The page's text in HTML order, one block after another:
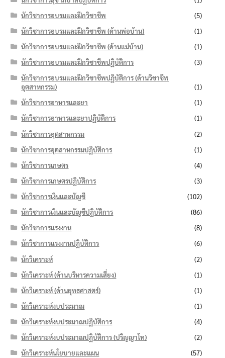
นักวิชาการอบรมและฝึกวิชาชีพ
(5)
นักวิชาการอบรมและฝึกวิชาชีพ (ด้านพ่อบ้าน)
(1)
นักวิชาการอบรมและฝึกวิชาชีพ (ด้านแม่บ้าน)
(1)
นักวิชาการอบรมและฝึกวิชาชีพปฏิบัติการ
(3)
นักวิชาการอบรมและฝึกวิชาชีพปฏิบัติการ (ด้านวิชาชีพ
อุตสาหกรรม)
(1)
นักวิชาการอาหารและยา
(1)
นักวิชาการอาหารและยาปฏิบัติการ
(1)
นักวิชาการอุตสาหกรรม
(2)
นักวิชาการอุตสาหกรรมปฏิบัติการ
(1)
นักวิชาการเกษตร
(4)
นักวิชาการเกษตรปฏิบัติการ
(3)
นักวิชาการเงินและบัญชี
(102)
นักวิชาการเงินและบัญชีปฏิบัติการ
(86)
นักวิชาการแรงงาน
(8)
นักวิชาการแรงงานปฏิบัติการ
(6)
นักวิเคราะห์
(2)
นักวิเคราะห์ (ด้านบริหารความเสี่ยง)
(1)
นักวิเคราะห์ (ด้านยุทธศาสตร์)
(1)
นักวิเคราะห์งบประมาณ
(1)
นักวิเคราะห์งบประมาณปฏิบัติการ
(4)
นักวิเคราะห์งบประมาณปฏิบัติการ (ปริญญาโท)
(2)
นักวิเคราะห์นโยบายและแผน
(57)